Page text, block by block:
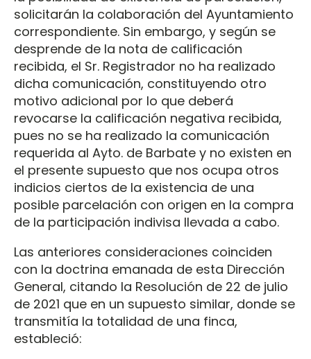
solicitarán la colaboración del Ayuntamiento
correspondiente. Sin embargo, y según se
desprende de la nota de calificación
recibida, el Sr. Registrador no ha realizado
dicha comunicación, constituyendo otro
motivo adicional por lo que deberá
revocarse la calificación negativa recibida,
pues no se ha realizado la comunicación
requerida al Ayto. de Barbate y no existen en
el presente supuesto que nos ocupa otros
indicios ciertos de la existencia de una
posible parcelación con origen en la compra
de la participación indivisa llevada a cabo.
Las anteriores consideraciones coinciden
con la doctrina emanada de esta Dirección
General, citando la Resolución de 22 de julio
de 2021 que en un supuesto similar, donde se
transmitía la totalidad de una finca,
estableció: